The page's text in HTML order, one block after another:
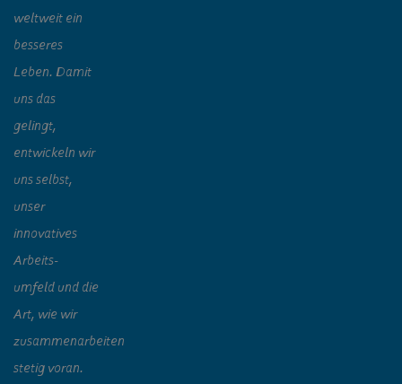
weltweit ein
besseres
Leben. Damit
uns das
gelingt,
entwickeln wir
uns selbst,
unser
innovatives
Arbeits-
umfeld und die
Art, wie wir
zusammenarbeiten
stetig voran.